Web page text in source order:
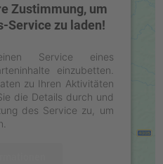
Zustimmung, um
Service zu laden!
Service eines
einzubetten.
zu Ihren Aktivitäten
die Details durch und
des Service zu, um